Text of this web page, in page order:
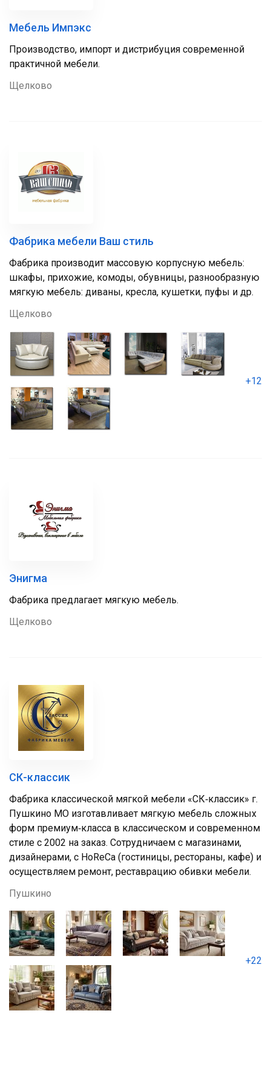
Мебель Импэкс
Производство, импорт и дистрибуция современной
практичной мебели.
Щелково
Фабрика мебели Ваш стиль
Фабрика производит массовую корпусную мебель:
шкафы, прихожие, комоды, обувницы, разнообразную
мягкую мебель: диваны, кресла, кушетки, пуфы и др.
Щелково
+12
Энигма
Фабрика предлагает мягкую мебель.
Щелково
СК-классик
Фабрика классической мягкой мебели «СК‑классик» г.
Пушкино МО изготавливает мягкую мебель сложных
форм премиум‑класса в классическом и современном
стиле с 2002 на заказ. Сотрудничаем с магазинами,
дизайнерами, с HoReCa (гостиницы, рестораны, кафе) и
осуществляем ремонт, реставрацию обивки мебели.
Пушкино
+22